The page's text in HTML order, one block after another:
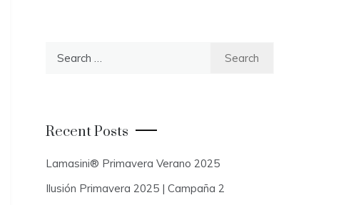
h
f
r
Recent Posts
Lamasini® Primavera Verano 2025
Ilusión Primavera 2025 | Campaña 2